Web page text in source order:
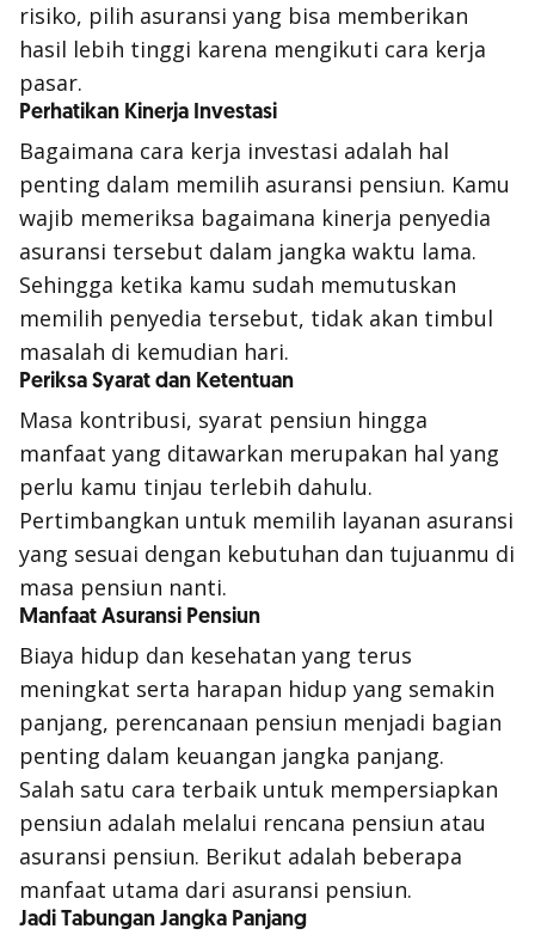
risiko, pilih asuransi yang bisa memberikan
hasil lebih tinggi karena mengikuti cara kerja
pasar.
Perhatikan Kinerja Investasi
Bagaimana cara kerja investasi adalah hal
penting dalam memilih asuransi pensiun. Kamu
wajib memeriksa bagaimana kinerja penyedia
asuransi tersebut dalam jangka waktu lama.
Sehingga ketika kamu sudah memutuskan
memilih penyedia tersebut, tidak akan timbul
masalah di kemudian hari.
Periksa Syarat dan Ketentuan
Masa kontribusi, syarat pensiun hingga
manfaat yang ditawarkan merupakan hal yang
perlu kamu tinjau terlebih dahulu.
Pertimbangkan untuk memilih layanan asuransi
yang sesuai dengan kebutuhan dan tujuanmu di
masa pensiun nanti.
Manfaat Asuransi Pensiun
Biaya hidup dan kesehatan yang terus
meningkat serta harapan hidup yang semakin
panjang, perencanaan pensiun menjadi bagian
penting dalam keuangan jangka panjang.
Salah satu cara terbaik untuk mempersiapkan
pensiun adalah melalui rencana pensiun atau
asuransi pensiun. Berikut adalah beberapa
manfaat utama dari asuransi pensiun.
Jadi Tabungan Jangka Panjang